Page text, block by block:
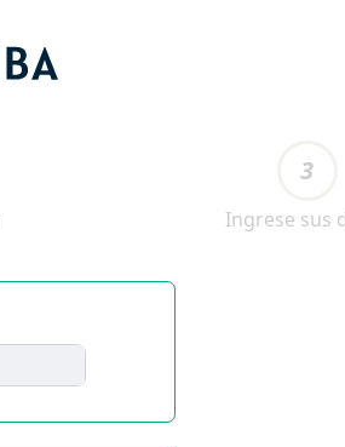
3
Ingrese sus